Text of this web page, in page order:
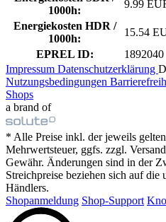
1000h:
9.99
Energiekosten HDR /
1000h:
15.54
EPREL ID:
1892040
Impressum Datenschutzerklärung
Nutzungsbedingungen
Shops
a brand of
* Alle Preise inkl. der jeweils
Mehrwertsteuer, ggfs. zzgl.
Gewähr. Änderungen sind in der
Streichpreise beziehen sich auf die
Händlers.
Shopanmeldung Shop-Support